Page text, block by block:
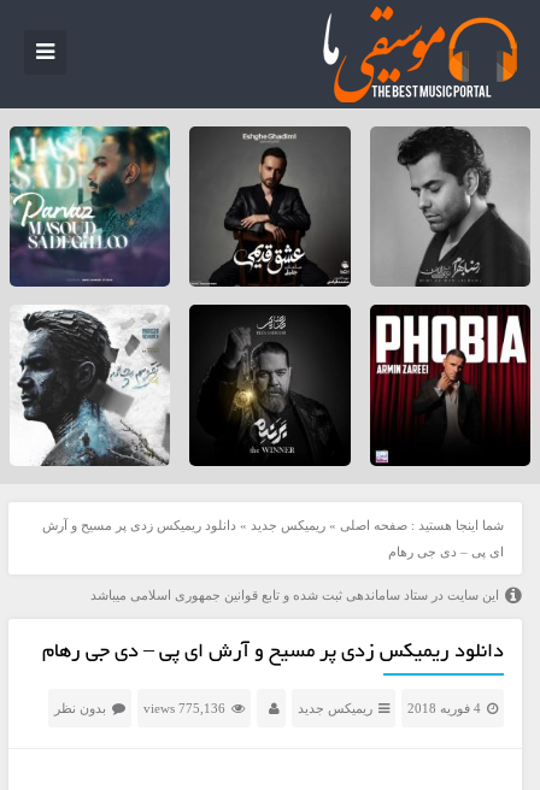
شما اینجا هستید : صفحه اصلی » ریمیکس جدید » دانلود ریمیکس زدی پر مسیح و آرش
ای پی – دی جی رهام
این سایت در ستاد ساماندهی ثبت شده و تابع قوانین جمهوری اسلامی میباشد
دانلود ریمیکس زدی پر مسیح و آرش ای پی – دی جی رهام
4 فوریه 2018 ریمیکس جدید 775,136 views بدون نظر